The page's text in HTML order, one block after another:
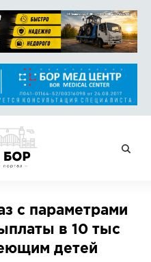
с параметрами
в 10 тыс
детей